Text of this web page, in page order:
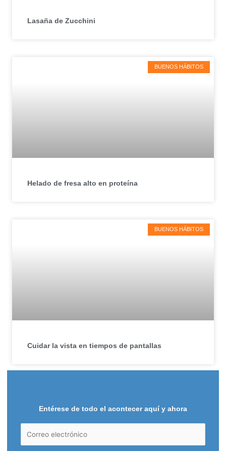
Lasaña de Zucchini
BUENOS HÁBITOS
Helado de fresa alto en proteína
BUENOS HÁBITOS
Cuidar la vista en tiempos de pantallas
Entérese de todo el acontecer aquí y ahora